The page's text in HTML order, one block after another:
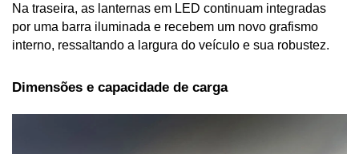
Na traseira, as lanternas em LED continuam integradas
por uma barra iluminada e recebem um novo grafismo
interno, ressaltando a largura do veículo e sua robustez.
Dimensões e capacidade de carga